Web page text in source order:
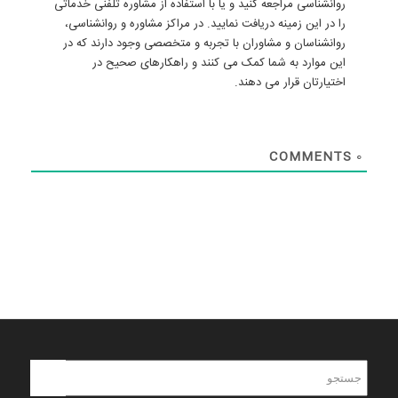
روانشناسی مراجعه کنید و یا با استفاده از مشاوره تلفنی خدماتی
را در این زمینه دریافت نمایید. در مراکز مشاوره و روانشناسی،
روانشناسان و مشاوران با تجربه و متخصصی وجود دارند که در
این موارد به شما کمک می کنند و راهکارهای صحیح در
اختیارتان قرار می دهند.
0